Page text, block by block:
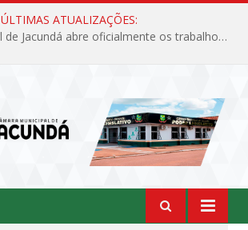
ÚLTIMAS ATUALIZAÇÕES:
Câmara Municipal de Jacundá abre oficialmente os trabalhos legislativos de 2026